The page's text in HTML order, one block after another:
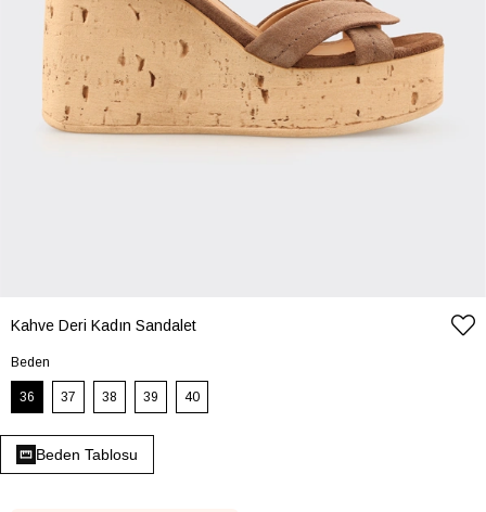
Kahve Deri Kadın Sandalet
Beden
36 37 38 39 40
Beden Tablosu